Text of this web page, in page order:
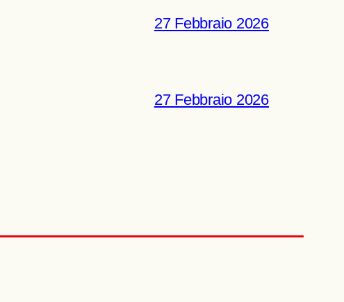
27 Febbraio 2026
27 Febbraio 2026